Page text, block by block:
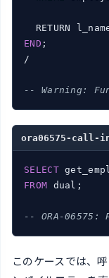
END ;
/
-- Warning:
ora06575-call-
SELECT
FROM dual;
-- ORA-06575:
このケースでは、